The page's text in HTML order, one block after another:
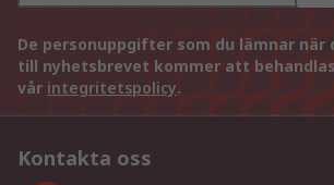
De personuppgifter som du lämnar när
till nyhetsbrevet kommer att
vår integritetspolicy.
Kontakta oss